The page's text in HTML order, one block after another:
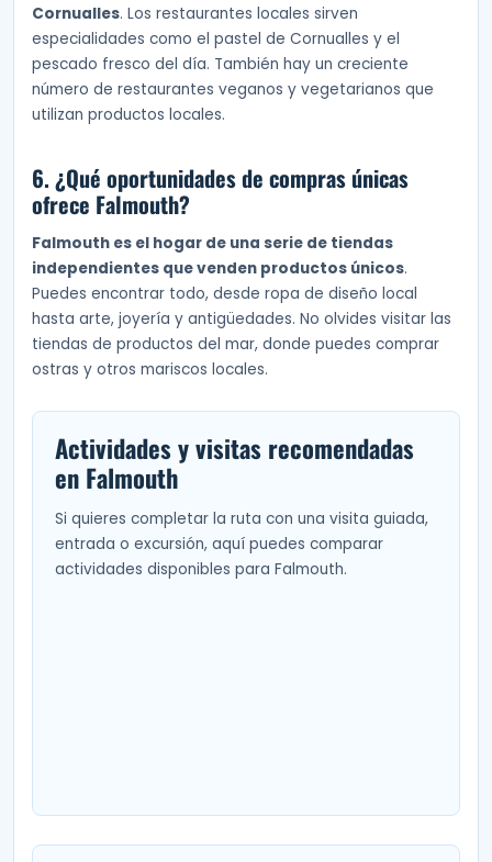
Cornualles. Los restaurantes locales sirven
especialidades como el pastel de Cornualles y el
pescado fresco del día. También hay un creciente
número de restaurantes veganos y vegetarianos que
utilizan productos locales.
6. ¿Qué oportunidades de compras únicas
ofrece Falmouth?
Falmouth es el hogar de una serie de tiendas
independientes que venden productos únicos.
Puedes encontrar todo, desde ropa de diseño local
hasta arte, joyería y antigüedades. No olvides visitar las
tiendas de productos del mar, donde puedes comprar
ostras y otros mariscos locales.
Actividades y visitas recomendadas
en Falmouth
Si quieres completar la ruta con una visita guiada,
entrada o excursión, aquí puedes comparar
actividades disponibles para Falmouth.